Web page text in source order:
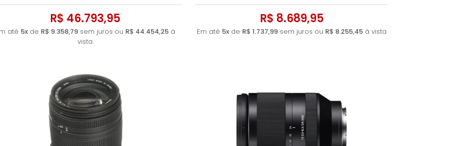
R$ 46.793,95
até 5xde R$ 9.358,79sem juros ou R$ 44.454,25à
vista
R$ 8.689,95
Em até 5xde R$ 1.737,99sem juros ou R$ 8.255,45à vista